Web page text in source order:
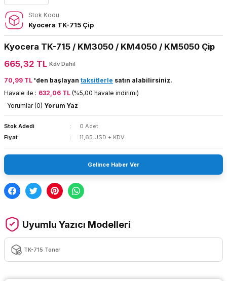
Stok Kodu
Kyocera TK-715 Çip
Kyocera TK-715 / KM3050 / KM4050 / KM5050 Çip
665,32 TL Kdv Dahil
70,99 TL 'den başlayan taksitlerle satın alabilirsiniz.
Havale ile : 632,06 TL (%5,00 havale indirimi)
Yorumlar (0) Yorum Yaz
Stok Adedi
0 Adet
Fiyat
11,65 USD + KDV
Gelince Haber Ver
Uyumlu Yazıcı Modelleri
TK-715 Toner